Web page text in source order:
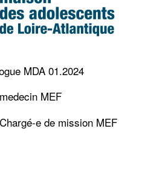
MDA 01.2024
MEF
e de mission MEF